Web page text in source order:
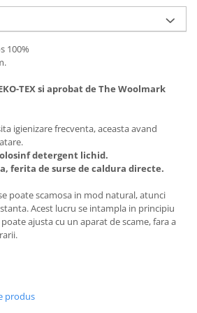
100%
TEX si aprobat de The Woolmark
igienizare frecventa, aceasta avand
detergent lichid.
ferita de surse de caldura directe.
poate scamosa in mod natural, atunci
Acest lucru se intampla in principiu
ajusta cu un aparat de scame, fara a
produs